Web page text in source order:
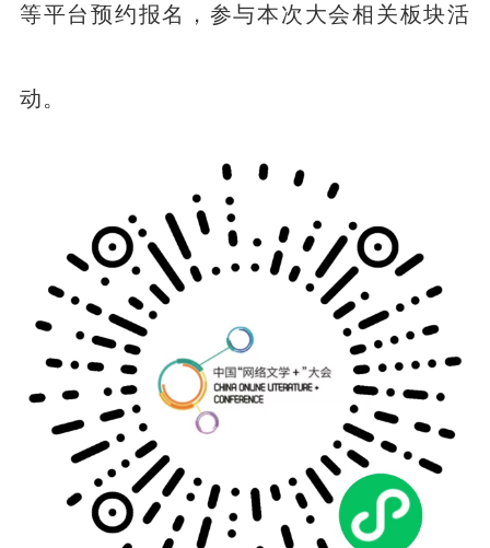
等平台预约报名，参与本次大会相关板块活
动。